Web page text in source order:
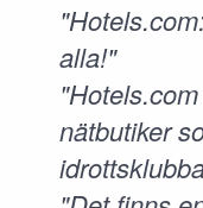
alla!"
nätbutiker